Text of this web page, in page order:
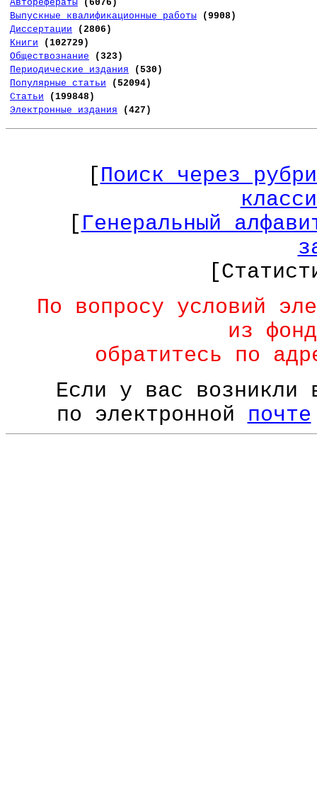
Авторефераты
(6076)
Выпускные квалификационные работы
(9908)
Диссертации
(2806)
Книги
(102729)
Обществознание
(323)
Периодические издания
(530)
Популярные статьи
(52094)
Статьи
(199848)
Электронные издания
(427)
[Поиск через
[ Генеральный
По вопросу условий
из
обратитесь по
Если у вас возникли
по электронной почте